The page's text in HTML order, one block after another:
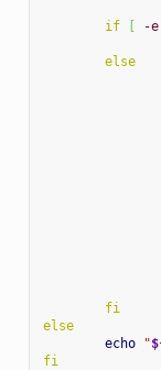
if -e
else
fi
else
echo
"
fi